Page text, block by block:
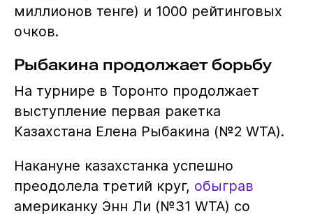
миллионов тенге) и 1000 рейтинговых
очков.
Рыбакина продолжает борьбу
На турнире в Торонто продолжает
выступление первая ракетка
Казахстана Елена Рыбакина (№2 WTA).
Накануне казахстанка успешно
преодолела третий круг, обыграв
американку Энн Ли (№31 WTA) со